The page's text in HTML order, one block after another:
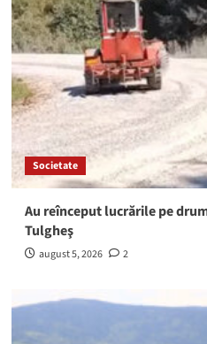
Societate
Au reînceput lucrările pe
Tulgheş
august 5, 2026 2